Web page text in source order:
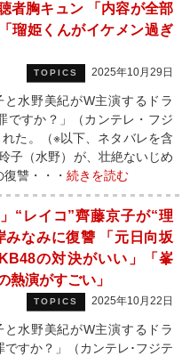
者胸キュン 「内容が全部
瑠姫くんがイケメン過ぎ
TOPICS 2025年10月29日
水野美紀がW主演するドラ
ですか？」（カンテレ・フジ
た。（※以下、ネタバレを含
（水野）が、壮絶ないじめ
讐・・・ 続きを読む
」“レイコ”齊藤京子が“理
みなみに復讐 「元日向坂
の対決がいい」「峯
熱演がすごい」
TOPICS 2025年10月22日
水野美紀がW主演するドラ
すか？」（カンテレ･フジテ